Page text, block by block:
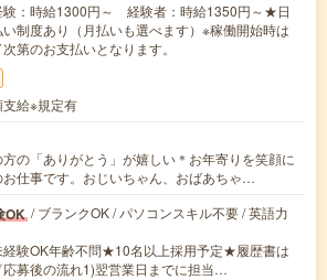
験：時給1300円～ 経験者：時給1350円～★日
制度あり（月払いも選べます）※稼働開始時は
第のお支払いとなります。
給※規定有
方の「ありがとう」が嬉しい＊お年寄りを笑顔に
仕事です。おじいちゃん、おばあちゃ…
OK / ブランクOK / パソコンスキル不要 / 英語力
経験OK年齢不問★10名以上採用予定★履歴書は
募後の流れ1)翌営業日までに担当…